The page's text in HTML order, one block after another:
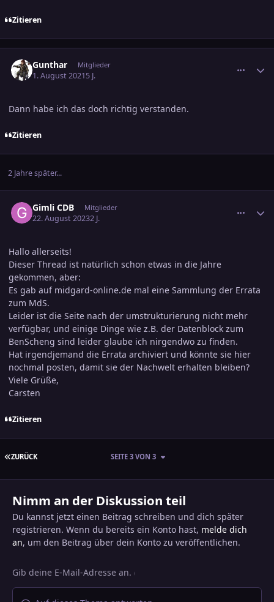
Zitieren
Gunthar Mitglieder
1. August 20215 J.
Dann habe ich das doch richtig verstanden.
Zitieren
2 Jahre später...
Gimli CDB Mitglieder
22. August 20232 J.
Hallo allerseits!
Dieser Thread ist natürlich schon etwas in die Jahre
gekommen, aber:
Es gab auf midgard-online.de mal eine Sammlung der Errata
zum MdS.
Leider ist die Seite nach der umstrukturierung nicht mehr
verfügbar, und einige Dinge wie z.B. der Datenblock zum
BenScheng sind leider glaube ich nirgendwo zu finden.
Hat irgendjemand die Errata archiviert und könnte sie hier
nochmal posten, damit sie der Nachwelt erhalten bleiben?
Viele Grüße,
Carsten
Zitieren
ERSTE SEITE
ZURÜCK SEITE 3 VON 3
Nimm an der Diskussion teil
Du kannst jetzt einen Beitrag schreiben und dich später
registrieren. Wenn du bereits ein Konto hast, melde dich
an, um den Beitrag über dein Konto zu veröffentlichen.